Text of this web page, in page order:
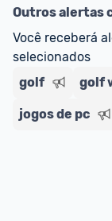
Outros alertas
Você receberá
selecionados
golf
golf
jogos de pc